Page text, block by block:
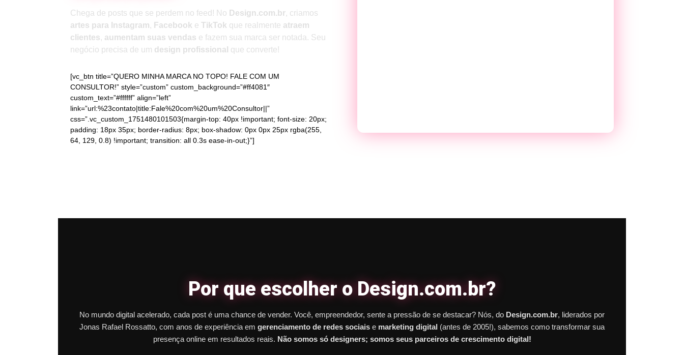
Chega de posts que se perdem no feed! No Design.com.br, criamos
artes para Instagram, Facebook e TikTok que realmente atraem
clientes, aumentam suas vendas e fazem sua marca ser notada. Seu
negócio precisa de um design profissional que converte!
[vc_btn title=”QUERO MINHA MARCA NO TOPO! FALE COM UM
CONSULTOR!” style=”custom” custom_background=”#ff4081″
custom_text=”#ffffff” align=”left”
link=”url:%23contato|title:Fale%20com%20um%20Consultor||”
css=”.vc_custom_1751480101503{margin-top: 40px !important; font-size: 20px;
padding: 18px 35px; border-radius: 8px; box-shadow: 0px 0px 25px rgba(255,
64, 129, 0.8) !important; transition: all 0.3s ease-in-out;}”]
Por que escolher o Design.com.br?
No mundo digital acelerado, cada post é uma chance de vender. Você, empreendedor, sente a pressão de se destacar? Nós, do Design.com.br, liderados por
Jonas Rafael Rossatto, com anos de experiência em gerenciamento de redes sociais e marketing digital (antes de 2005!), sabemos como transformar sua
presença online em resultados reais. Não somos só designers; somos seus parceiros de crescimento digital!